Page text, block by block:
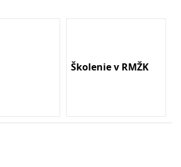
Školenie v RMŽK